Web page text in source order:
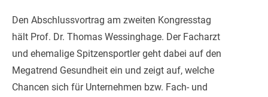
Den Abschlussvortrag am zweiten Kongresstag
hält Prof. Dr. Thomas Wessinghage. Der Facharzt
und ehemalige Spitzensportler geht dabei auf den
Megatrend Gesundheit ein und zeigt auf, welche
Chancen sich für Unternehmen bzw. Fach- und